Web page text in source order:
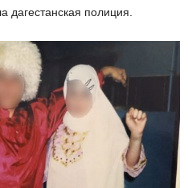
дагестанская полиция.